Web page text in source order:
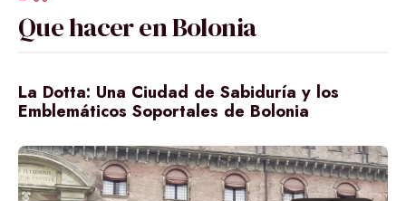
Que hacer en Bolonia
La Dotta: Una Ciudad de Sabiduría y los
Emblemáticos Soportales de Bolonia